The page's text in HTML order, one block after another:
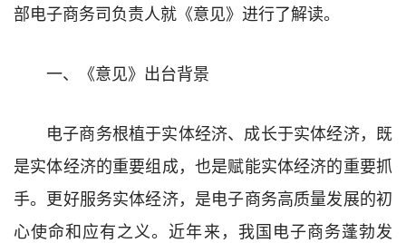
部电子商务司负责人就《意见》进行了解读。
一、《意见》出台背景
电子商务根植于实体经济、成长于实体经济，既
是实体经济的重要组成，也是赋能实体经济的重要抓
手。更好服务实体经济，是电子商务高质量发展的初
心使命和应有之义。近年来，我国电子商务蓬勃发